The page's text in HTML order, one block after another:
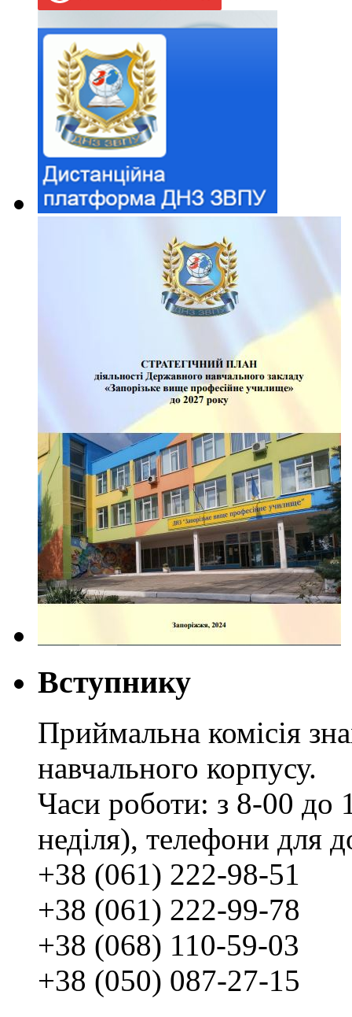
Вступнику
Приймальна комісія
навчального корпусу.
Часи роботи: з 8-00 до
неділя), телефони для
+38 (061) 222-98-51
+38 (061) 222-99-78
+38 (068) 110-59-03
+38 (050) 087-27-15